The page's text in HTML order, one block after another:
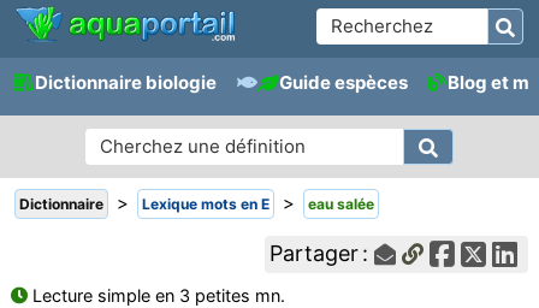
Dictionnaire biologie Guide espèces Blog et
Dictionnaire > Lexique mots en E > eau salée
Partager :
Lecture simple en 3 petites mn.